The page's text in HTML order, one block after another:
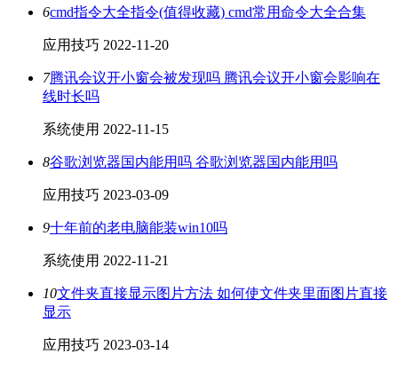
6cmd指令大全指令(值得收藏) cmd常用命令大全合集
应用技巧 2022-11-20
7腾讯会议开小窗会被发现吗 腾讯会议开小窗会影响在
线时长吗
系统使用 2022-11-15
8谷歌浏览器国内能用吗 谷歌浏览器国内能用吗
应用技巧 2023-03-09
9十年前的老电脑能装win10吗
系统使用 2022-11-21
10文件夹直接显示图片方法 如何使文件夹里面图片直接
显示
应用技巧 2023-03-14